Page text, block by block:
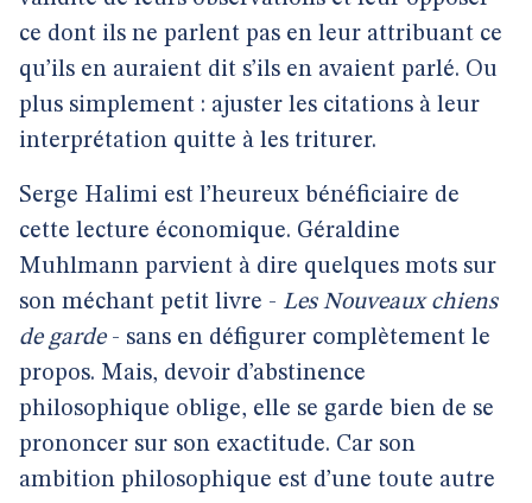
ce dont ils ne parlent pas en leur attribuant ce
qu’ils en auraient dit s’ils en avaient parlé. Ou
plus simplement : ajuster les citations à leur
interprétation quitte à les triturer.
Serge Halimi est l’heureux bénéficiaire de
cette lecture économique. Géraldine
Muhlmann parvient à dire quelques mots sur
son méchant petit livre - Les Nouveaux chiens
de garde- sans en défigurer complètement le
propos. Mais, devoir d’abstinence
philosophique oblige, elle se garde bien de se
prononcer sur son exactitude. Car son
ambition philosophique est d’une toute autre